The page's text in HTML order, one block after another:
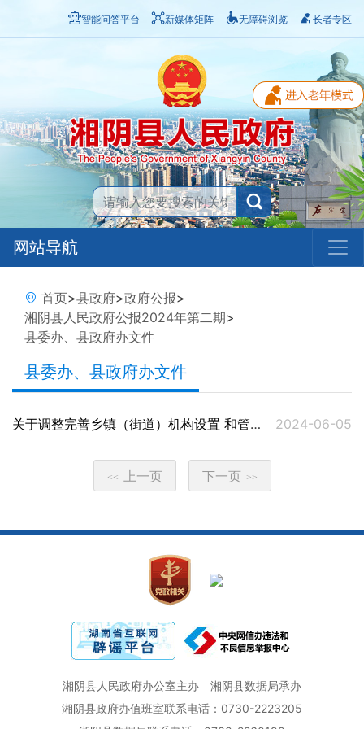
智能问答平台 新媒体矩阵 无障碍浏览 长者专区
网站导航
首页>县政府>政府公报>
湘阴县人民政府公报2024年第二期>
县委办、县政府办文件
县委办、县政府办文件
关于调整完善乡镇（街道）机构设置 和管理体制的通知 2024-06-05
<< 上一页 下一页 >>
湘阴县人民政府办公室主办
湘阴县数据局承办
湘阴县政府办值班室联系电话：0730-2223205